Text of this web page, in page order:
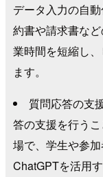
データ入力の自
約書や請求書な
業時間を短縮し
ます。
質問応答の支
答の支援を行う
場で、学生や参加
ChatGPTを活用